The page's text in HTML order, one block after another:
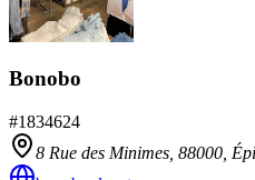
Bonobo
#1834624
8 Rue des Minimes, 88000